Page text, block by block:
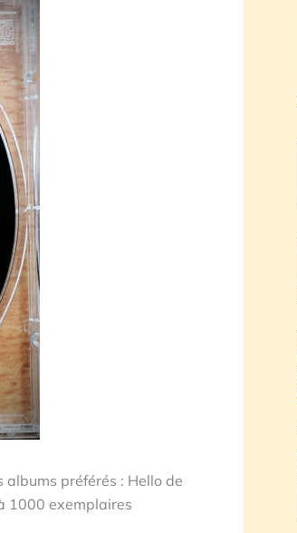
albums préférés : Hello de
1000 exemplaires